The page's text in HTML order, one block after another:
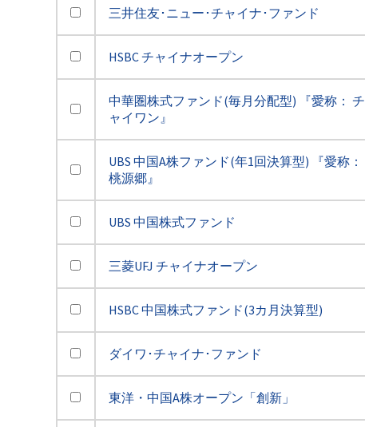
三井住友･ニュー･チャイナ･ファンド
HSBC チャイナオープン
中華圏株式ファンド(毎月分配型) 『愛称： チ
ャイワン』
UBS 中国A株ファンド(年1回決算型) 『愛称：
桃源郷』
UBS 中国株式ファンド
三菱UFJ チャイナオープン
HSBC 中国株式ファンド(3カ月決算型)
ダイワ･チャイナ･ファンド
東洋・中国A株オープン「創新」